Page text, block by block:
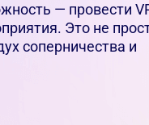
— провести
Это не
соперничества и